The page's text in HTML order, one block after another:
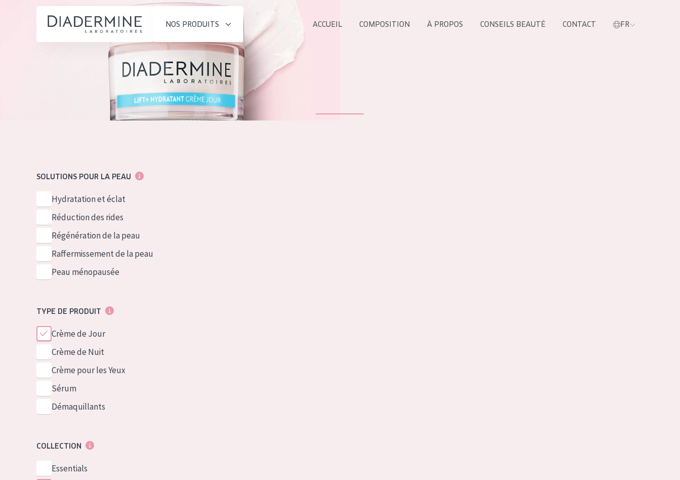
NOS PRODUITS
SOLUTIONS POUR LA PEAU
Hydratation et éclat
Réduction des rides
Peau ménopausée
TYPE DE PRODUIT
Crème de Jour
Crème de Nuit
ACCUEIL COMPOSITION À PROPOS CONSEILS BEAUTÉ CONTACT FR
SOLUTIONS POUR LA PEAU
Hydratation et éclat
Réduction des rides
Régénération de la peau
Raffermissement de la peau
Peau ménopausée
TYPE DE PRODUIT
Crème de Jour
Crème de Nuit
Crème pour les Yeux
Sérum
Démaquillants
COLLECTION
Essentials